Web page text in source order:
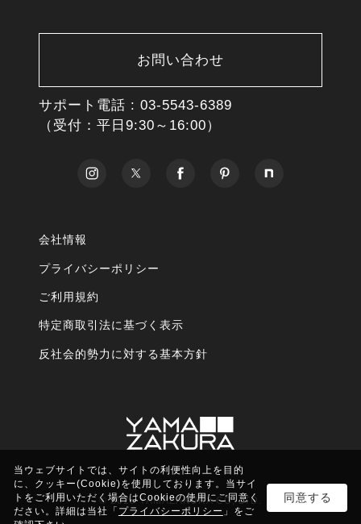
お問い合わせ
サポート電話 : 03-5543-6389
（受付：平日9:30～16:00）
会社情報
プライバシーポリシー
ご利用規約
特定商取引法に基づく表示
反社会的勢力に対する基本方針
© 2025 YAMAZAKURA CO, LTD.
当ウェブサイトでは、サイトの利便性向上を目的
に、クッキー(Cookie)を使用しております。当サイ
トをご利用いただく場合はCookieの使用にご同意く
ださい。詳細は当社「 プライバシーポリシー 」をご
同意する